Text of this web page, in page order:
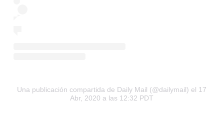
Una publicación compartida de Daily Mail (@dailymail) el 17
Abr, 2020 a las 12:32 PDT